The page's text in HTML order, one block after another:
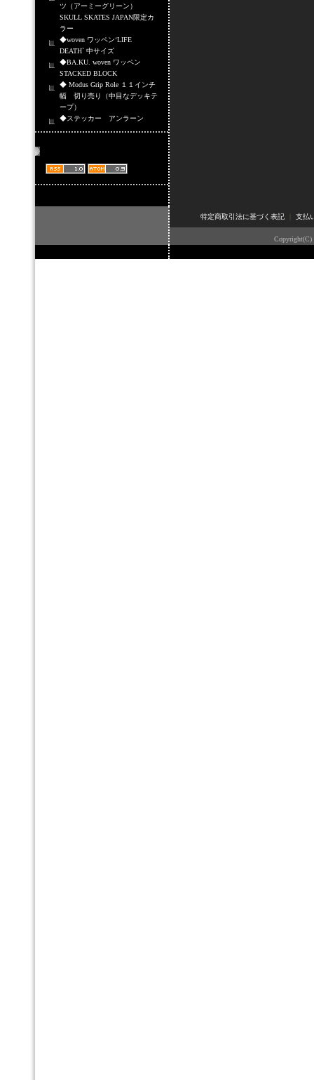
ツ（アーミーグリーン）
SKULL SKATES JAPAN限定カ
ラー
◆woven ワッペン‘LIFE
DEATH` 中サイズ
◆BA.KU. woven ワッペン
STACKED BLOCK
◆ Modus Grip Role １１インチ
幅 切り売り（中目なデッキテ
ープ）
◆ステッカー アンラーン
特定商取引法に基づく表記｜ 支払
Copyright(C)